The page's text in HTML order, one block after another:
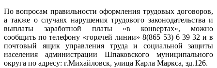
По вопросам правильности оформления трудовых договоров,
а также о случаях нарушения трудового законодательства и
выплаты заработной платы «в конвертах», можно
сообщить по телефону «горячей линии» 8(865 53) 6 39 32 и в
почтовый ящик управления труда и социальной защиты
населения администрации Шпаковского муниципального
округа по адресу: г.Михайловск, улица Карла Маркса, зд.126.